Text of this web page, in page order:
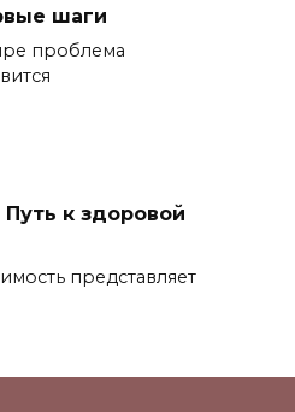
шаги
проблема
к здоровой
представляет